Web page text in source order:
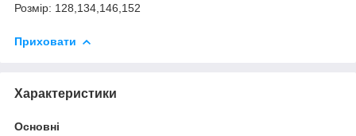
Розмір: 128,134,146,152
Приховати
Характеристики
Основні